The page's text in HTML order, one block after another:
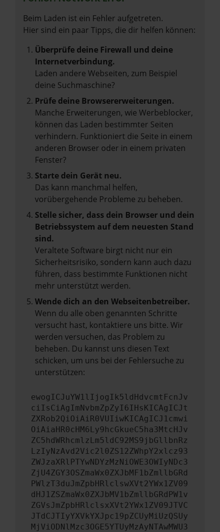
Beim Laden ist ein Fehler aufgetreten.
Hier sind ein paar Tipps, die dir helfen können:
Überprüfe deine Firewall und deine
Internetverbindung.
Laden andere Webseiten, zum Beispiel
deine Suchmaschine?
Prüfe deine Browsererweiterungen.
Manche Erweiterungen, wie Werbeblocker,
können das Laden bestimmter Seiten
verhindern. Funktioniert die Seite in einem
anderen Browser oder in einem privaten
Fenster?
Starte dein Gerät neu.
Das kann manchmal helfen,
vorübergehende Probleme zu beheben.
Stelle sicher, dass dein Browser und dein
Betriebssystem auf dem neuesten Stand
sind.
Veraltete Software birgt nicht nur ein
Sicherheitsrisiko, sondern kann auch dazu
führen, dass bestimmte Funktionen nicht
mehr unterstützt werden.
Wende dich an den Webseitenbetreiber.
Wenn du alle oben genannten Schritte
versucht hast, kontaktiere uns bitte. Wir
werden versuchen, das Problem zu
beheben. Du kannst uns diesen Text
schicken, um uns bei der Fehlersuche zu
unterstützen:
ewogICJuYW1lIjogIk5ldHdvcmtFcnJv
ciIsCiAgImNvbmZpZyI6IHsKICAgICJt
ZXRob2QiOiAiR0VUIiwKICAgICJ1cmwi
OiAiaHR0cHM6Ly9hcGkueC5ha3MtcHJv
ZC5hdWRhcmlzLm5ldC92MS9jbGllbnRz
LzIyNzAvd2Vic2l0ZS12ZWhpY2xlcz93
ZWJzaXRlPTYwNDYzMzNiOWE3OWIyNDc3
ZjU4ZGY3OSZmaWx0ZXJbMF1bZmllbGRd
PWlzT3duJmZpbHRlclswXVt2YWx1ZV09
dHJ1ZSZmaWx0ZXJbMV1bZmllbGRdPW1v
ZGVsJmZpbHRlclsxXVt2YWx1ZV09JTVC
JTdCJTIyYXVkYXJpc19pZCUyMiUzQSUy
MjViODNlMzc3OGE5YTUyMzAyNTAwMWU3